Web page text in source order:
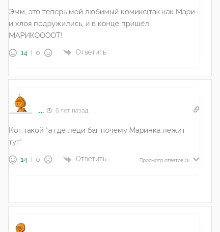
Эмм, это теперь мой любимый комикс(так как Мари
и хлоя подружились, и в конце пришёл
МАРИКООООТ!
14 0 Ответить
... 6 лет назад
Кот такой *а где леди баг почему Маринка лежит
тут*
14 0 Ответить Просмотр ответов (1)